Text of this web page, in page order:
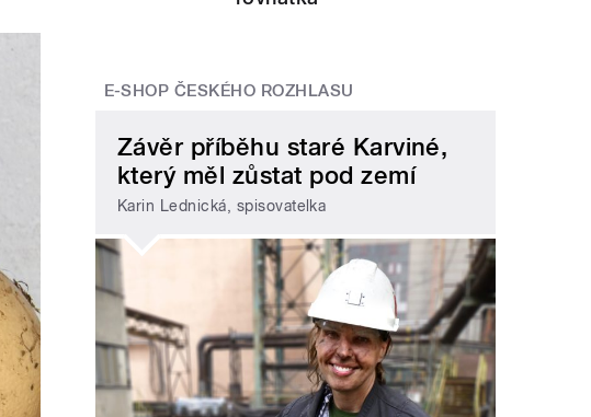
E-SHOP ČESKÉHO ROZHLASU
Závěr příběhu staré Karviné,
který měl zůstat pod zemí
Karin Lednická, spisovatelka